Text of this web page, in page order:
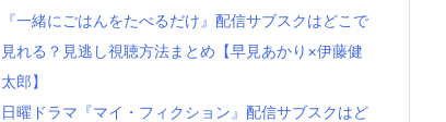
『一緒にごはんをたべるだけ』配信サブスクはどこで
見れる？見逃し視聴方法まとめ【早見あかり×伊藤健
太郎】
日曜ドラマ『マイ・フィクション』配信サブスクはど